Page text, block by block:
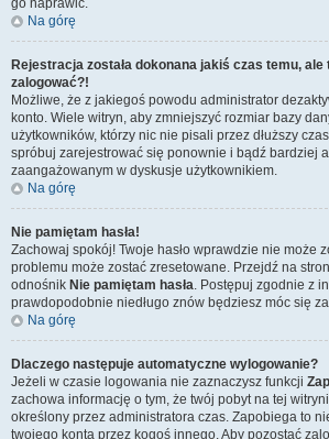
go naprawić.
Na górę
Rejestracja została dokonana jakiś czas temu,
zalogować?!
Możliwe, że z jakiegoś powodu administrator
konto. Wiele witryn, aby zmniejszyć rozmiar bazy
użytkowników, którzy nic nie pisali przez dłuższy
spróbuj zarejestrować się ponownie i bądź bardziej
zaangażowanym w dyskusje użytkownikiem.
Na górę
Nie pamiętam hasła!
Zachowaj spokój! Twoje hasło wprawdzie nie może
problemu może zostać zresetowane. Przejdź na
odnośnik Nie pamiętam hasła. Postępuj zgodnie z
prawdopodobnie niedługo znów będziesz móc się
Na górę
Dlaczego następuje automatyczne wylogowanie?
Jeżeli w czasie logowania nie zaznaczysz funkcji
zachowa informację o tym, że twój pobyt na tej
określony przez administratora czas. Zapobiega to
twojego konta przez kogoś innego. Aby pozostać